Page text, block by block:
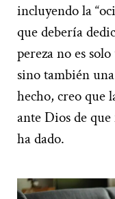
incluyendo la
que debería
pereza no es
sino también
hecho, creo que
ante Dios de
ha dado.